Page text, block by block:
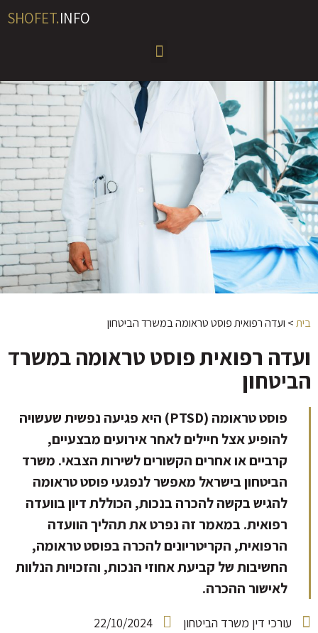
SHOFET.INFO
בית> ועדה רפואית פוסט טראומה במשרד הביטחון
ועדה רפואית פוסט טראומה במשרד
הביטחון
פוסט טראומה (PTSD) היא פגיעה נפשית שעשויה
להופיע אצל חיילים לאחר אירועים מבצעיים,
קרביים או אחרים הקשורים לשירות הצבאי. משרד
הביטחון בישראל מאפשר לנפגעי פוסט טראומה
להגיש בקשה להכרה בנכות, הכוללת דיון בוועדה
רפואית. במאמר זה נפרט את תהליך הוועדה
הרפואית, הקריטריונים להכרה בפוסט טראומה,
החשיבות של קביעת אחוזי הנכות, והזכויות הנלוות
לאישור ההכרה.
עורכי דין משרד הביטחון 22/10/2024